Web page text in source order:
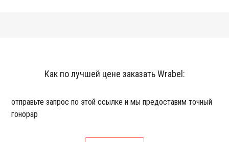
Как по лучшей цене заказать Wrabel:
отправьте запрос по этой ссылке и мы предоставим точный
гонорар